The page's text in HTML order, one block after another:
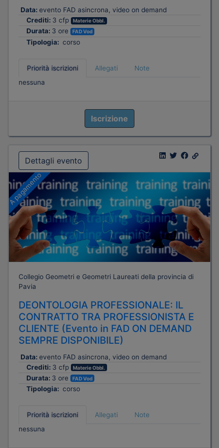
Data: evento FAD asincrona, video on demand
Crediti: 3 cfp Materie Obbl.
Durata: 3 ore FAD Vod
Tipologia: corso
Priorità iscrizioni Allegati
Note
nessuna
Iscrizione
Dettagli evento
A pagamento
Collegio Geometri e Geometri Laureati della provincia di
Pavia
DEONTOLOGIA PROFESSIONALE: IL
CONTRATTO TRA PROFESSIONISTA E
CLIENTE (Evento in FAD ON DEMAND
SEMPRE DISPONIBILE)
Data: evento FAD asincrona, video on demand
Crediti: 3 cfp Materie Obbl.
Durata: 3 ore FAD Vod
Tipologia: corso
Priorità iscrizioni Allegati
Note
nessuna